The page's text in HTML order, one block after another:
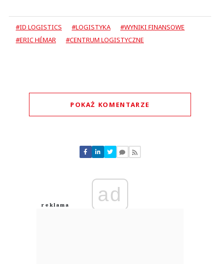
#ID LOGISTICS #LOGISTYKA
#WYNIKI FINANSOWE
#ERIC HÉMAR
#CENTRUM LOGISTYCZNE
POKAŻ KOMENTARZE
Nie znaleziono komentarzy
Zostaw swoje komentarze
Anuluj
ad